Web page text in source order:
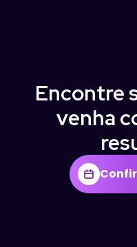
Encontre
venha